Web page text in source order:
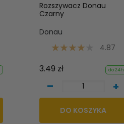
Rozszywacz Donau
Czarny
Donau
4.87
3.49 zł do 24h
- +
DO KOSZYKA